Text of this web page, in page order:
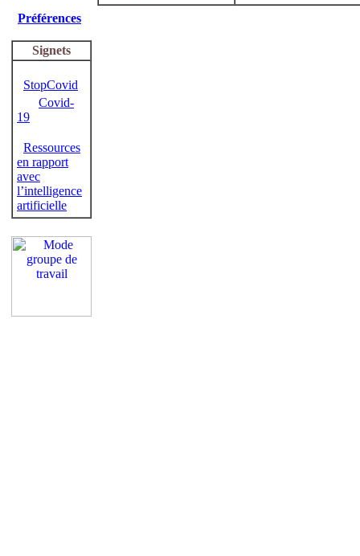
Préférences
Signets
StopCovid
Covid-
19
Ressources
en rapport
avec
l’intelligence
artificielle